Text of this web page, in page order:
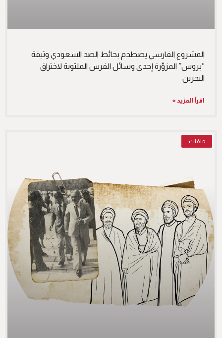
المشروع الفارسي يصطدم بحائط الصد السعودي وثيقة
“بروس” المزوَّرة إحدى وسائل الفرس الملتوية لاختراق
البحرين
اقرأ المزيد »
ملفات